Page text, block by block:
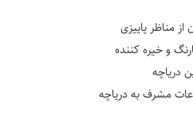
مناظر پاییزی
و خیره کننده
دریاچه
مشرف به دریاچه